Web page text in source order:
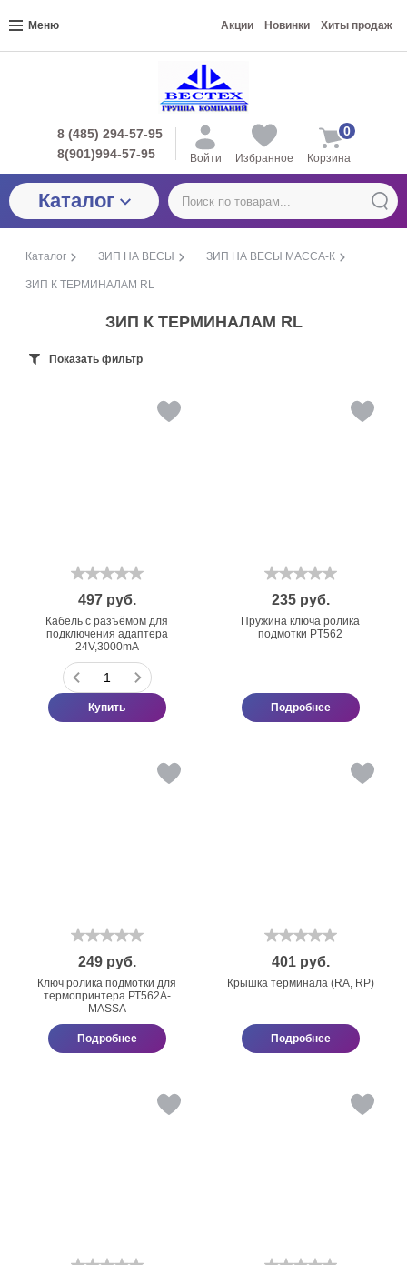
Меню Акции Новинки Хиты продаж
8 (485) 294-57-95
8(901)994-57-95
Войти Избранное Корзина
0
Каталог
Каталог ЗИП НА ВЕСЫ ЗИП НА ВЕСЫ МАССА-К
ЗИП К ТЕРМИНАЛАМ RL
ЗИП К ТЕРМИНАЛАМ RL
Показать фильтр
497 руб.
Кабель с разъёмом для
подключения адаптера
24V,3000mA
Купить
235 руб.
Пружина ключа ролика
подмотки PT562
Подробнее
249 руб.
Ключ ролика подмотки для
термопринтера РТ562А-
МАSSА
Подробнее
401 руб.
Крышка терминала (RA, RP)
Подробнее